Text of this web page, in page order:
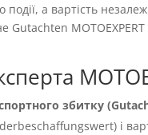
події, а вартість
Gutachten
збитку
і